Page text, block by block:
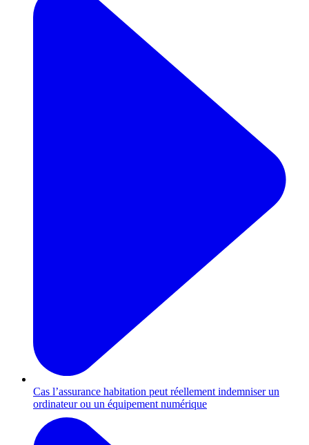
Cas l’assurance habitation peut réellement indemniser un
ordinateur ou un équipement numérique